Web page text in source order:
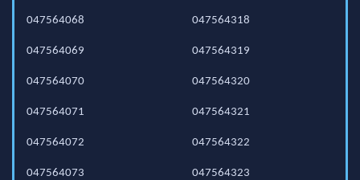
047564068
047564069
047564070
047564071
047564072
047564073
047564318
047564319
047564320
047564321
047564322
047564323